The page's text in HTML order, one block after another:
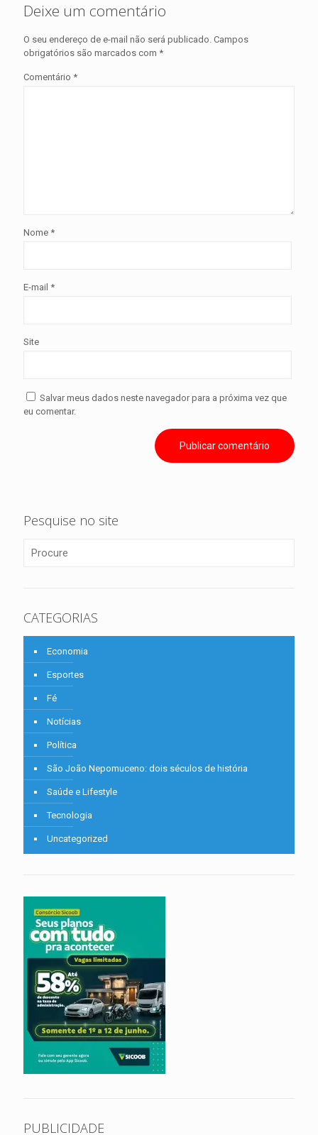
Deixe um comentário
O seu endereço de e-mail não será publicado. Campos
obrigatórios são marcados com *
Comentário *
Nome *
E-mail *
Site
Salvar meus dados neste navegador para a próxima vez que
eu comentar.
Pesquise no site
CATEGORIAS
Economia
Esportes
Fé
Notícias
Política
São João Nepomuceno: dois séculos de história
Saúde e Lifestyle
Tecnologia
Uncategorized
PUBLICIDADE